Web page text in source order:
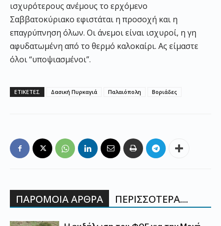
ισχυρότερους ανέμους το ερχόμενο
Σαββατοκύριακο εφιστάται η προσοχή και η
επαγρύπνηση όλων. Οι άνεμοι είναι ισχυροί, η γη
αφυδατωμένη από το θερμό καλοκαίρι. Ας είμαστε
όλοι “υποψιασμένοι”.
ΕΤΙΚΕΤΕΣ Δασική Πυρκαγιά Παλαιόπολη Βοριάδες
ΠΑΡΟΜΟΙΑ ΑΡΘΡΑ ΠΕΡΙΣΣΟΤΕΡΑ....